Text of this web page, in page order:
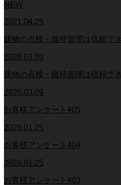
NEW
2021.04.25
建物の点検・維持管理は信頼
2020.03.09
建物の点検・維持管理は信頼で
2020.03.09
お客様アンケート405
2026.01.25
お客様アンケート404
2026.01.25
お客様アンケート403